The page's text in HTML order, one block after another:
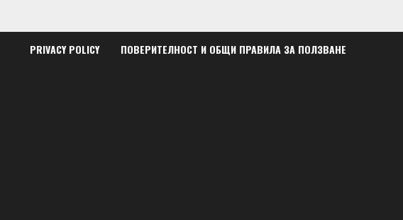
PRIVACY POLICY ПОВЕРИТЕЛНОСТ И ОБЩИ ПРАВИЛА ЗА ПОЛЗВАНЕ